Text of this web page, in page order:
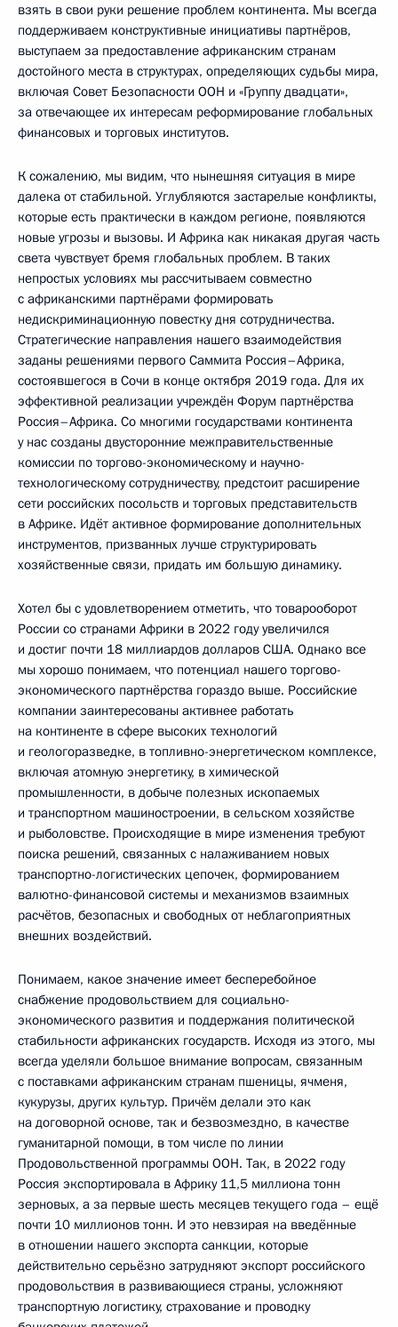
взять в свои руки решение проблем континента. Мы всегда
поддерживаем конструктивные инициативы партнёров,
выступаем за предоставление африканским странам
достойного места в структурах, определяющих судьбы мира,
включая Совет Безопасности ООН и «Группу двадцати»,
за отвечающее их интересам реформирование глобальных
финансовых и торговых институтов.
К сожалению, мы видим, что нынешняя ситуация в мире
далека от стабильной. Углубляются застарелые конфликты,
которые есть практически в каждом регионе, появляются
новые угрозы и вызовы. И Африка как никакая другая часть
света чувствует бремя глобальных проблем. В таких
непростых условиях мы рассчитываем совместно
с африканскими партнёрами формировать
недискриминационную повестку дня сотрудничества.
Стратегические направления нашего взаимодействия
заданы решениями первого Саммита Россия–Африка,
состоявшегося в Сочи в конце октября 2019 года. Для их
эффективной реализации учреждён Форум партнёрства
Россия–Африка. Со многими государствами континента
у нас созданы двусторонние межправительственные
комиссии по торгово-экономическому и научно-
технологическому сотрудничеству, предстоит расширение
сети российских посольств и торговых представительств
в Африке. Идёт активное формирование дополнительных
инструментов, призванных лучше структурировать
хозяйственные связи, придать им большую динамику.
Хотел бы с удовлетворением отметить, что товарооборот
России со странами Африки в 2022 году увеличился
и достиг почти 18 миллиардов долларов США. Однако все
мы хорошо понимаем, что потенциал нашего торгово-
экономического партнёрства гораздо выше. Российские
компании заинтересованы активнее работать
на континенте в сфере высоких технологий
и геологоразведке, в топливно-энергетическом комплексе,
включая атомную энергетику, в химической
промышленности, в добыче полезных ископаемых
и транспортном машиностроении, в сельском хозяйстве
и рыболовстве. Происходящие в мире изменения требуют
поиска решений, связанных с налаживанием новых
транспортно-логистических цепочек, формированием
валютно-финансовой системы и механизмов взаимных
расчётов, безопасных и свободных от неблагоприятных
внешних воздействий.
Понимаем, какое значение имеет бесперебойное
снабжение продовольствием для социально-
экономического развития и поддержания политической
стабильности африканских государств. Исходя из этого, мы
всегда уделяли большое внимание вопросам, связанным
с поставками африканским странам пшеницы, ячменя,
кукурузы, других культур. Причём делали это как
на договорной основе, так и безвозмездно, в качестве
гуманитарной помощи, в том числе по линии
Продовольственной программы ООН. Так, в 2022 году
Россия экспортировала в Африку 11,5 миллиона тонн
зерновых, а за первые шесть месяцев текущего года – ещё
почти 10 миллионов тонн. И это невзирая на введённые
в отношении нашего экспорта санкции, которые
действительно серьёзно затрудняют экспорт российского
продовольствия в развивающиеся страны, усложняют
транспортную логистику, страхование и проводку